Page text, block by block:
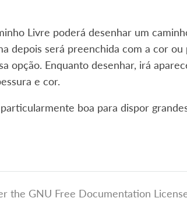
Livre poderá desenhar um
depois será preenchida com a cor
opção. Enquanto desenhar, irá
e cor.
boa para dispor
the GNU Free Documentation